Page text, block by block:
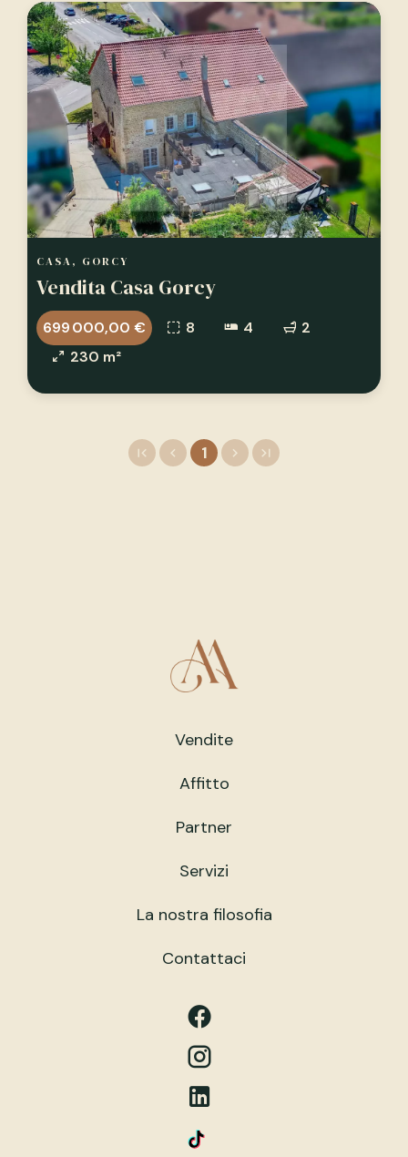
CASA, GORCY
Vendita Casa Gorcy
699 000,00 € 8 4
2
230 m²
1
Vendite
Affitto
Partner
Servizi
La nostra filosofia
Contattaci